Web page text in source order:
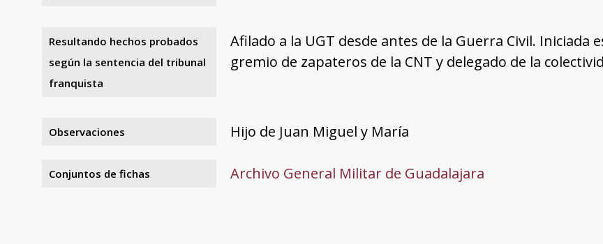
Resultando hechos probados
según la sentencia del tribunal
franquista
Afilado a la UGT desde antes de la Guerra Civil. Iniciada
gremio de zapateros de la CNT y delegado de la
Observaciones Hijo de Juan Miguel y María
Conjuntos de fichas Archivo General Militar de Guadalajara